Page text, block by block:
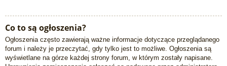
Co to są ogłoszenia?
Ogłoszenia często zawierają ważne informacje dotyczące przeglądanego
forum i należy je przeczytać, gdy tylko jest to możliwe. Ogłoszenia są
wyświetlane na górze każdej strony forum, w którym zostały napisane.